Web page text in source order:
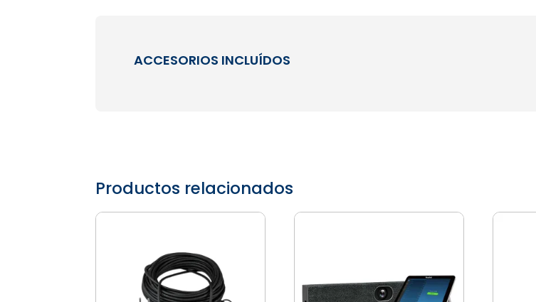
ACCESORIOS INCLUÍDOS
Productos relacionados